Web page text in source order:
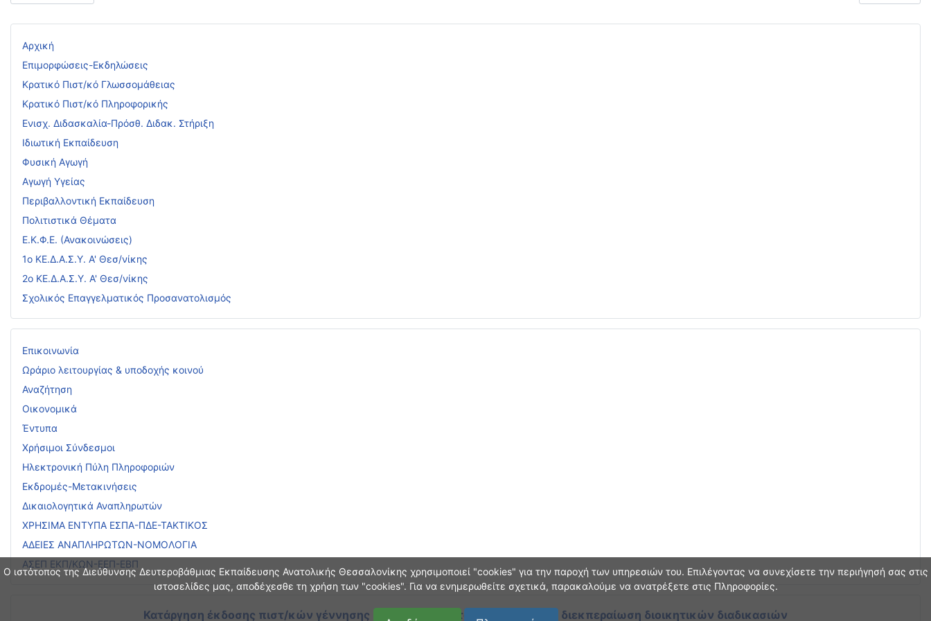
Ο ιστότοπος της Διεύθυνσης Δευτεροβάθμιας Εκπαίδευσης Ανατολικής Θεσσαλονίκης χρησιμοποιεί "cookies" για την παροχή των υπηρεσιών του. Επιλέγοντας να συνεχίσετε την περιήγησή σας στις
ιστοσελίδες μας, αποδέχεσθε τη χρήση των "cookies". Για να ενημερωθείτε σχετικά, παρακαλούμε να ανατρέξετε στις Πληροφορίες.
Αρχική
Επιμορφώσεις-Εκδηλώσεις
Κρατικό Πιστ/κό Γλωσσομάθειας
Κρατικό Πιστ/κό Πληροφορικής
Ενισχ. Διδασκαλία-Πρόσθ. Διδακ. Στήριξη
Ιδιωτική Εκπαίδευση
Φυσική Αγωγή
Αγωγή Υγείας
Περιβαλλοντική Εκπαίδευση
Πολιτιστικά Θέματα
Ε.Κ.Φ.Ε. (Ανακοινώσεις)
1ο ΚΕ.Δ.Α.Σ.Υ. Α' Θεσ/νίκης
2ο ΚΕ.Δ.Α.Σ.Υ. Α' Θεσ/νίκης
Σχολικός Επαγγελματικός Προσανατολισμός
Επικοινωνία
Ωράριο λειτουργίας & υποδοχής κοινού
Αναζήτηση
Οικονομικά
Έντυπα
Χρήσιμοι Σύνδεσμοι
Ηλεκτρονική Πύλη Πληροφοριών
Εκδρομές-Μετακινήσεις
Δικαιολογητικά Αναπληρωτών
ΧΡΗΣΙΜΑ ΕΝΤΥΠΑ ΕΣΠΑ-ΠΔΕ-ΤΑΚΤΙΚΟΣ
ΑΔΕΙΕΣ ΑΝΑΠΛΗΡΩΤΩΝ-ΝΟΜΟΛΟΓΙΑ
ΑΣΕΠ ΕΚΠ/ΚΩΝ-ΕΕΠ-ΕΒΠ
Κατάργηση έκδοσης πιστ/κών γέννησης και οικογεν. κατάστασης κατά τη διεκπεραίωση διοικητικών διαδικασιών